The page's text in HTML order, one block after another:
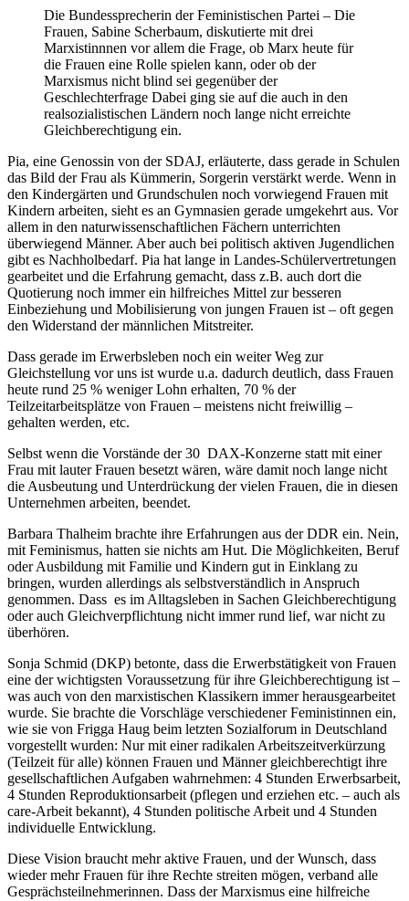
Die Bundessprecherin der Feministischen Partei – Die
Frauen, Sabine Scherbaum, diskutierte mit drei
Marxistinnnen vor allem die Frage, ob Marx heute für
die Frauen eine Rolle spielen kann, oder ob der
Marxismus nicht blind sei gegenüber der
Geschlechterfrage Dabei ging sie auf die auch in den
realsozialistischen Ländern noch lange nicht erreichte
Gleichberechtigung ein.
Pia, eine Genossin von der SDAJ, erläuterte, dass gerade in Schulen
das Bild der Frau als Kümmerin, Sorgerin verstärkt werde. Wenn in
den Kindergärten und Grundschulen noch vorwiegend Frauen mit
Kindern arbeiten, sieht es an Gymnasien gerade umgekehrt aus. Vor
allem in den naturwissenschaftlichen Fächern unterrichten
überwiegend Männer. Aber auch bei politisch aktiven Jugendlichen
gibt es Nachholbedarf. Pia hat lange in Landes-Schülervertretungen
gearbeitet und die Erfahrung gemacht, dass z.B. auch dort die
Quotierung noch immer ein hilfreiches Mittel zur besseren
Einbeziehung und Mobilisierung von jungen Frauen ist – oft gegen
den Widerstand der männlichen Mitstreiter.
Dass gerade im Erwerbsleben noch ein weiter Weg zur
Gleichstellung vor uns ist wurde u.a. dadurch deutlich, dass Frauen
heute rund 25 % weniger Lohn erhalten, 70 % der
Teilzeitarbeitsplätze von Frauen – meistens nicht freiwillig –
gehalten werden, etc.
Selbst wenn die Vorstände der 30 DAX-Konzerne statt mit einer
Frau mit lauter Frauen besetzt wären, wäre damit noch lange nicht
die Ausbeutung und Unterdrückung der vielen Frauen, die in diesen
Unternehmen arbeiten, beendet.
Barbara Thalheim brachte ihre Erfahrungen aus der DDR ein. Nein,
mit Feminismus, hatten sie nichts am Hut. Die Möglichkeiten, Beruf
oder Ausbildung mit Familie und Kindern gut in Einklang zu
bringen, wurden allerdings als selbstverständlich in Anspruch
genommen. Dass es im Alltagsleben in Sachen Gleichberechtigung
oder auch Gleichverpflichtung nicht immer rund lief, war nicht zu
überhören.
Sonja Schmid (DKP) betonte, dass die Erwerbstätigkeit von Frauen
eine der wichtigsten Voraussetzung für ihre Gleichberechtigung ist –
was auch von den marxistischen Klassikern immer herausgearbeitet
wurde. Sie brachte die Vorschläge verschiedener Feministinnen ein,
wie sie von Frigga Haug beim letzten Sozialforum in Deutschland
vorgestellt wurden: Nur mit einer radikalen Arbeitszeitverkürzung
(Teilzeit für alle) können Frauen und Männer gleichberechtigt ihre
gesellschaftlichen Aufgaben wahrnehmen: 4 Stunden Erwerbsarbeit,
4 Stunden Reproduktionsarbeit (pflegen und erziehen etc. – auch als
care-Arbeit bekannt), 4 Stunden politische Arbeit und 4 Stunden
individuelle Entwicklung.
Diese Vision braucht mehr aktive Frauen, und der Wunsch, dass
wieder mehr Frauen für ihre Rechte streiten mögen, verband alle
Gesprächsteilnehmerinnen. Dass der Marxismus eine hilfreiche